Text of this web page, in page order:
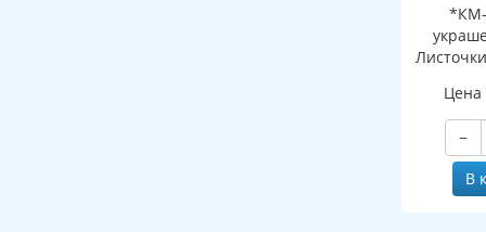
*КМ-
желтый
Цена
−
В